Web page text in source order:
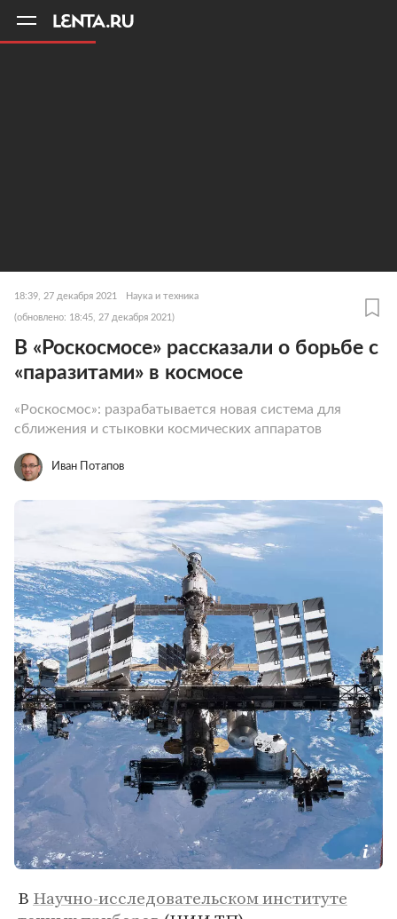
18:39, 27 декабря 2021 Наука и техника
(обновлено: 18:45, 27 декабря 2021)
В «Роскосмосе» рассказали о борьбе с
«паразитами» в космосе
«Роскосмос»: разрабатывается новая система для
сближения и стыковки космических аппаратов
Иван Потапов
В Научно-исследовательском институте